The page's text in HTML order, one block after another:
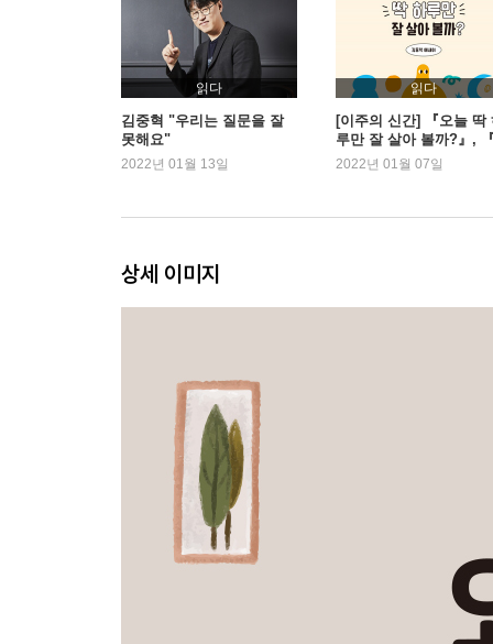
필요한 물건 하나를 빼고 하루를 살아 보자
눈을 감고 지구본에서 나라 하나를 찍은 다음, 여
가만히 누워 10분 동안 있어 보자
내가 살고 싶은 집의 평면도를 그려 보자
자신이 최근에 느꼈던 가장 강렬한 분노를 적어
처음 타 본 버스의 종점까지 가 보자
음식을 먹고 난 다음, 도형과 색으로 맛을 표현해
성대모사를 해 보자. 좋아하는 배우의 말투를 분석
편지를 써 보자
내 몸의 감각 기관 중에서 가장 예민한 부분을 찾
하루 종일 내가 들었던 음악의 리스트를 만들어서
무생물에게 이름을 지어 주자
무인도에 가져갈 책 한 권을 골라 보자
지하철을 타고 맞은편에 앉은 사람의 신발을 관찰
잠들기 전에 하나의 순간을 떠올린 다음 그 뒷이
오늘 처음으로 만난 사물이나 생물이나 사람에 대
핸드폰에서 애플리케이션 하나를 다운로드 받아
읽다
김중혁 "우리는 질문을 잘
못해요"
2022년 01월 13일
읽다
[이주의 신간] 『오늘 딱
루만 잘 살아 볼까?』,
식가의 어원사전』 외
2022년 01월 07일
상세 이미지